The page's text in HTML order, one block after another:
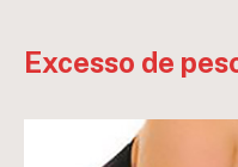
Excesso de